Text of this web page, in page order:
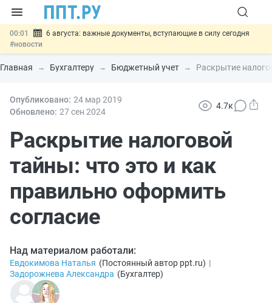
00:01
6 августа: важные документы, вступающие в силу сегодня
#новости
05.08 Обновили сообщения НПФ о договорах НПО и долгосрочных
сбережений#новости
05.08 Систему страхования вкладов распространили на электронные
кошельки#новости
#новости
Главная Бухгалтеру Бюджетный учет Раскрытие
Опубликовано: 24 мар 2019
Обновлено: 27 сен 2024
4.7к
Раскрытие налоговой
тайны: что это и как
правильно оформить
согласие
Над материалом работали:
Евдокимова Наталья (Постоянный автор ppt.ru) |
Задорожнева Александра (Бухгалтер)